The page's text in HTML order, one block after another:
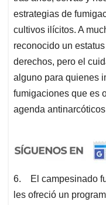
estrategias de
cultivos ilícitos. A
reconocido un
derechos, pero el
alguno para quienes
fumigaciones que es
agenda
6. El campesinado
les ofreció un